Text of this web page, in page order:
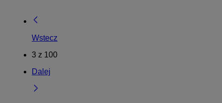
Wstecz
3 z 100
Dalej